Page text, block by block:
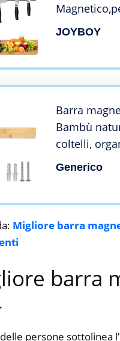
coltelli
JOYBOY
Barra
Bambù
coltelli,
attrezzi
Generico
Migliore barra
barra
persone sottolinea